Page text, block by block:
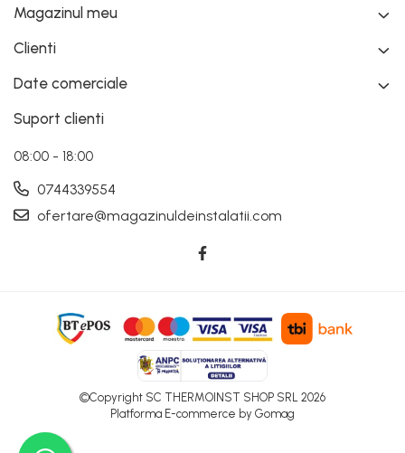
Magazinul meu
Clienti
Date comerciale
Suport clienti
08:00 - 18:00
0744339554
ofertare@magazinuldeinstalatii.com
©Copyright SC THERMOINST SHOP SRL 2026
Platforma E-commerce by Gomag